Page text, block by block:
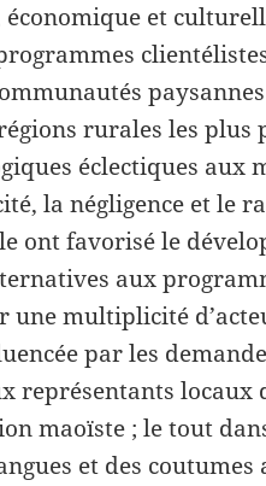
et
rurales les
éclectiques aux
la négligence et le
ont favorisé le
aux
multiplicité
par les
représentants locaux
maoïste ; le tout
et des